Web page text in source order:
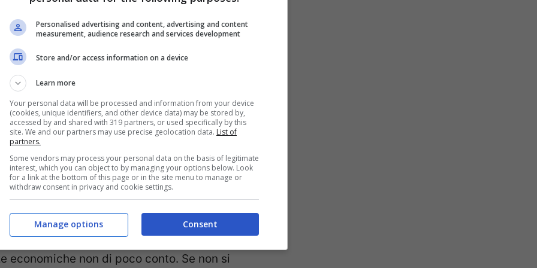
restituito
o viene disdetta, la polizza nuova può
uno diverso o non prevederlo affatto.
il dispositivo viene fornito in comodato d’uso.
compagnia precedente, di solito entro pochi
casi è previsto un termine specifico, ad
a carico del proprietario del veicolo
assicuratrice. È qui che l’attenzione
non restituirlo o perdere traccia del
economiche non di poco conto. Se non si
Personalised advertising and content, advertising and content
measurement, audience research and services development
Store and/or access information on a device
Learn more
Your personal data will be processed and information from your device
(cookies, unique identifiers, and other device data) may be stored by,
accessed by and shared with 319 partners, or used specifically by this
site. We and our partners may use precise geolocation data. List of
partners.
Some vendors may process your personal data on the basis of legitimate
interest, which you can object to by managing your options below. Look
for a link at the bottom of this page or in the site menu to manage or
withdraw consent in privacy and cookie settings.
Consent
Manage options